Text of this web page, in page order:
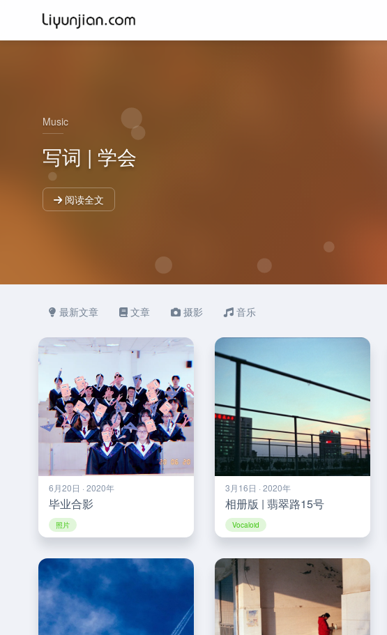
Music
写词 | 学会
阅读全文
最新文章 文章 摄影 音乐
6月20日 · 2020年
毕业合影
照片
3月16日 · 2020年
相册版 | 翡翠路15号
Vocaloid